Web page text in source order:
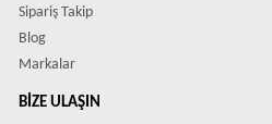
Sipariş Takip
Blog
Markalar
BIZE ULAŞIN